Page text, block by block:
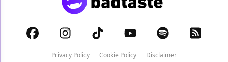
Privacy Policy Cookie Policy Disclaimer